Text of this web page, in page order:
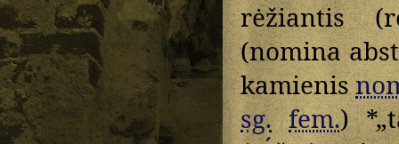
rėžiantis
(nomina
kamienis
sg. fem.)